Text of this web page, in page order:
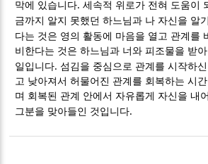
막에 있습니다.세속적 위로가 전혀 도움이
금까지 알지 못했던 하느님과 나 자신을 알
다는 것은 영의 활동에 마음을 열고 관계를
비한다는 것은 하느님과 너와 피조물을 받
일입니다. 섬김을 중심으로 관계를 시작하
고 낮아져서 허물어진 관계를 회복하는 시
며 회복된 관계 안에서 자유롭게 자신을 내
그분을 맞아들인 것입니다.